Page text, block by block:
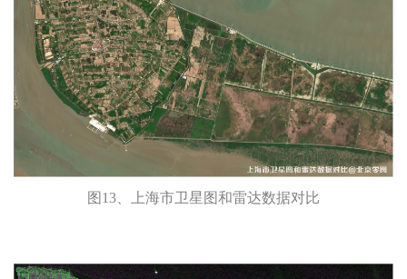
图13、上海市卫星图和雷达数据对比